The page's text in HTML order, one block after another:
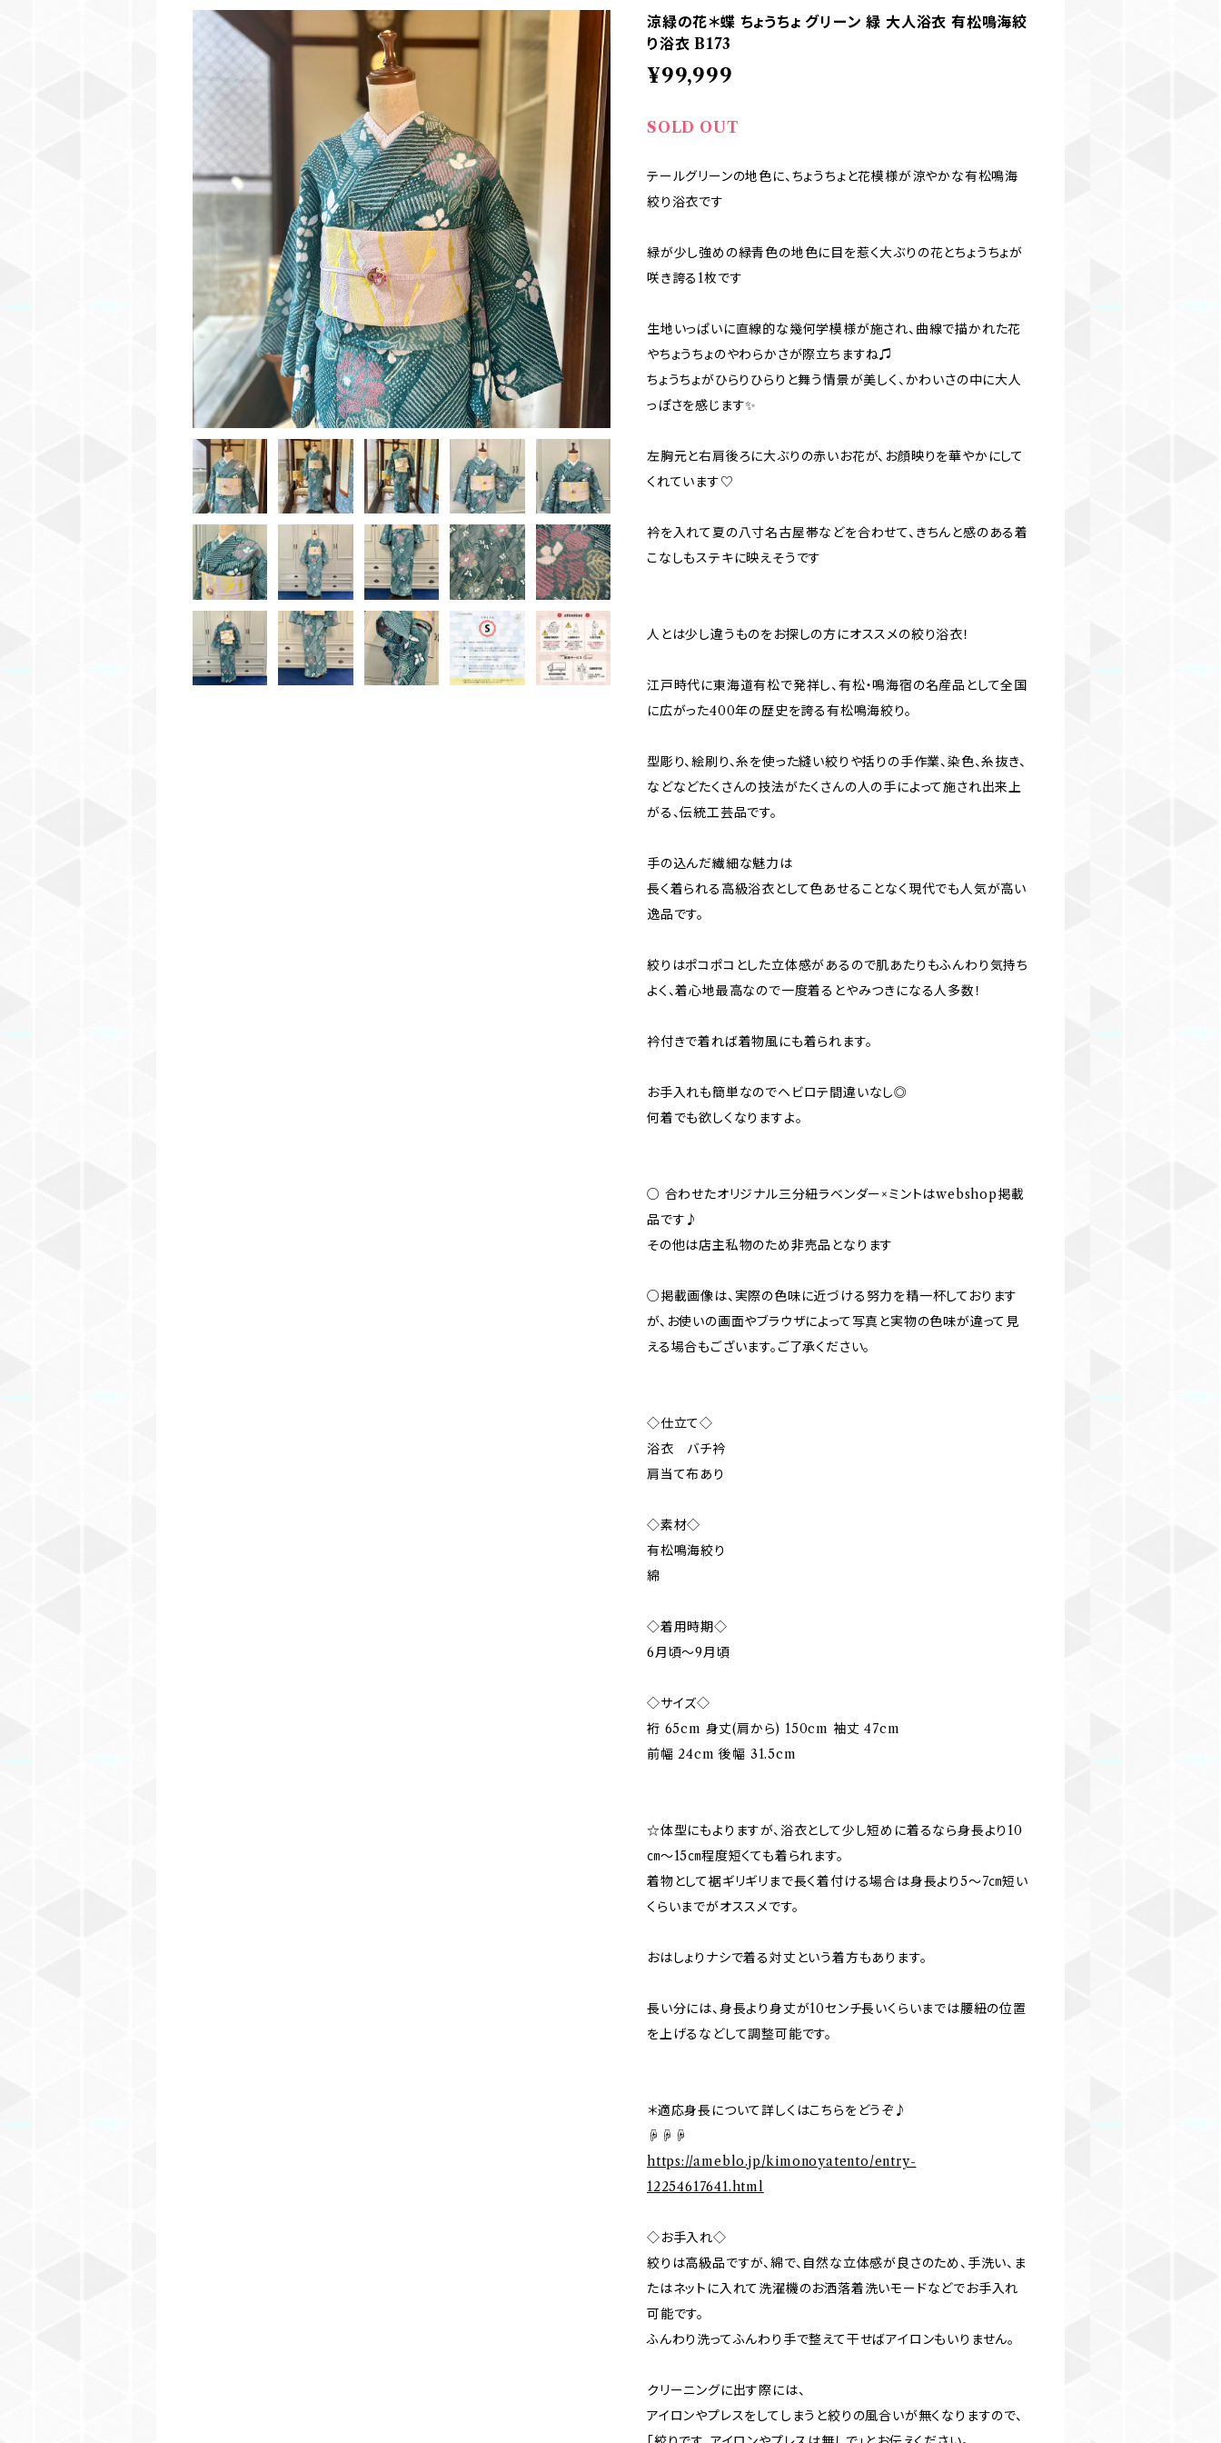
涼緑の花＊蝶 ちょうちょ グリーン 緑 大人浴衣 有松鳴海絞
り浴衣 B173
¥99,999
SOLD OUT
テールグリーンの地色に、ちょうちょと花模様が涼やかな有松鳴海
絞り浴衣です
緑が少し強めの緑青色の地色に目を惹く大ぶりの花とちょうちょが
咲き誇る1枚です
生地いっぱいに直線的な幾何学模様が施され、曲線で描かれた花
やちょうちょのやわらかさが際立ちますね♫
ちょうちょがひらりひらりと舞う情景が美しく、かわいさの中に大人
っぽさを感じます✨
左胸元と右肩後ろに大ぶりの赤いお花が、お顔映りを華やかにして
くれています♡
衿を入れて夏の八寸名古屋帯などを合わせて、きちんと感のある着
こなしもステキに映えそうです
人とは少し違うものをお探しの方にオススメの絞り浴衣！
江戸時代に東海道有松で発祥し、有松・鳴海宿の名産品として全国
に広がった400年の歴史を誇る有松鳴海絞り。
型彫り、絵刷り、糸を使った縫い絞りや括りの手作業、染色、糸抜き、
などなどたくさんの技法がたくさんの人の手によって施され出来上
がる、伝統工芸品です。
手の込んだ繊細な魅力は
長く着られる高級浴衣として色あせることなく現代でも人気が高い
逸品です。
絞りはポコポコとした立体感があるので肌あたりもふんわり気持ち
よく、着心地最高なので一度着るとやみつきになる人多数！
衿付きで着れば着物風にも着られます。
お手入れも簡単なのでヘビロテ間違いなし◎
何着でも欲しくなりますよ。
○ 合わせたオリジナル三分紐ラベンダー×ミントはwebshop掲載
品です♪
その他は店主私物のため非売品となります
○掲載画像は、実際の色味に近づける努力を精一杯しております
が、お使いの画面やブラウザによって写真と実物の色味が違って見
える場合もございます。ご了承ください。
◇仕立て◇
浴衣 バチ衿
肩当て布あり
◇素材◇
有松鳴海絞り
綿
◇着用時期◇
6月頃～9月頃
◇サイズ◇
裄 65cm 身丈(肩から) 150cm 袖丈 47cm
前幅 24cm 後幅 31.5cm
☆体型にもよりますが、浴衣として少し短めに着るなら身長より10
㎝〜15㎝程度短くても着られます。
着物として裾ギリギリまで長く着付ける場合は身長より5〜7㎝短い
くらいまでがオススメです。
おはしょりナシで着る対丈という着方もあります。
長い分には、身長より身丈が10センチ長いくらいまでは腰紐の位置
を上げるなどして調整可能です。
＊適応身長について詳しくはこちらをどうぞ♪
☟☟☟
https://ameblo.jp/kimonoyatento/entry-
12254617641.html
◇お手入れ◇
絞りは高級品ですが、綿で、自然な立体感が良さのため、手洗い、ま
たはネットに入れて洗濯機のお洒落着洗いモードなどでお手入れ
可能です。
ふんわり洗ってふんわり手で整えて干せばアイロンもいりません。
クリーニングに出す際には、
アイロンやプレスをしてしまうと絞りの風合いが無くなりますので、